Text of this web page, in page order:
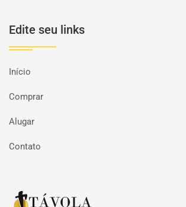
Edite seu links
Início
Comprar
Alugar
Contato
Página inicial